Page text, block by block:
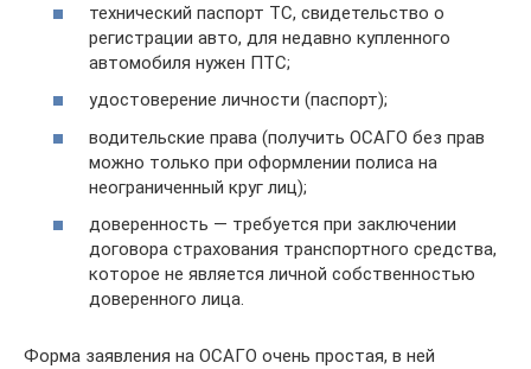
технический паспорт ТС, свидетельство о
регистрации авто, для недавно купленного
автомобиля нужен ПТС;
удостоверение личности (паспорт);
водительские права (получить ОСАГО без прав
можно только при оформлении полиса на
неограниченный круг лиц);
доверенность — требуется при заключении
договора страхования транспортного средства,
которое не является личной собственностью
доверенного лица.
Форма заявления на ОСАГО очень простая, в ней